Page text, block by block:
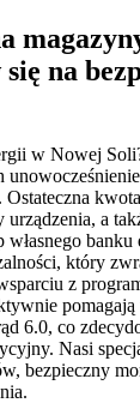
na
w Nowej
a
który
z
6.0, co
Nasi
bezpieczny